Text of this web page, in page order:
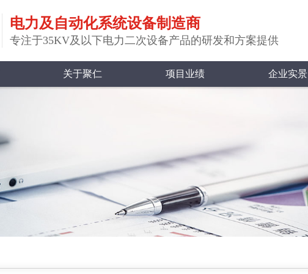
电力及自动化系统设备制造商
专注于35KV及以下电力二次设备产品的研发和方案提供
关于聚仁 项目业绩 企业实景